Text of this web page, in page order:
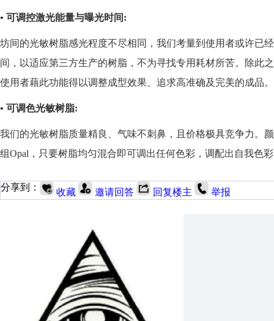
• 可调控激光能量与曝光时间:
坊间的光敏树脂感光程度不尽相同，我们考量到使用者或许已
间，以适应第三方生产的树脂，不为寻找专用耗材所苦。除此
使用者藉此功能得以调整成型效果、追求高准确及完美的成品。
• 可调色光敏树脂:
我们的光敏树脂质量精良、气味不刺鼻，且价格极具竞争力。
组Opal，只要树脂均匀混合即可调出任何色彩，调配出自我色
分享到： 收藏 邀请回答 回复楼主 举报